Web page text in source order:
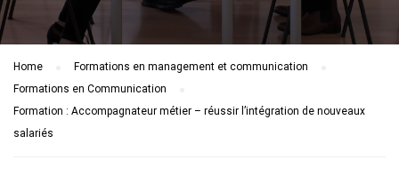
Home
Formations en management et communication
Formations en Communication
Formation : Accompagnateur métier – réussir l’intégration de nouveaux
salariés